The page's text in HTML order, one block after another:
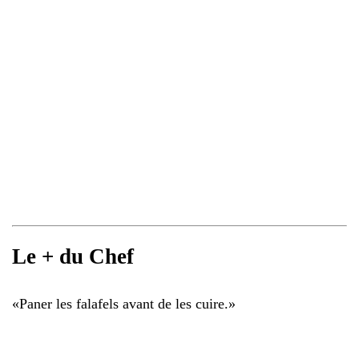
Le + du Chef
«Paner les falafels avant de les cuire.»